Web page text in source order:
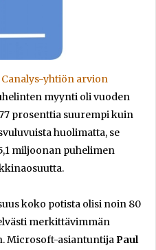
Canalys-yhtiön arvion
myynti oli vuoden
prosenttia suurempi kuin
huolimatta, se
miljoonan puhelimen
koko potista olisi noin 80
merkittävimmän
Microsoft-asiantuntijaPaul